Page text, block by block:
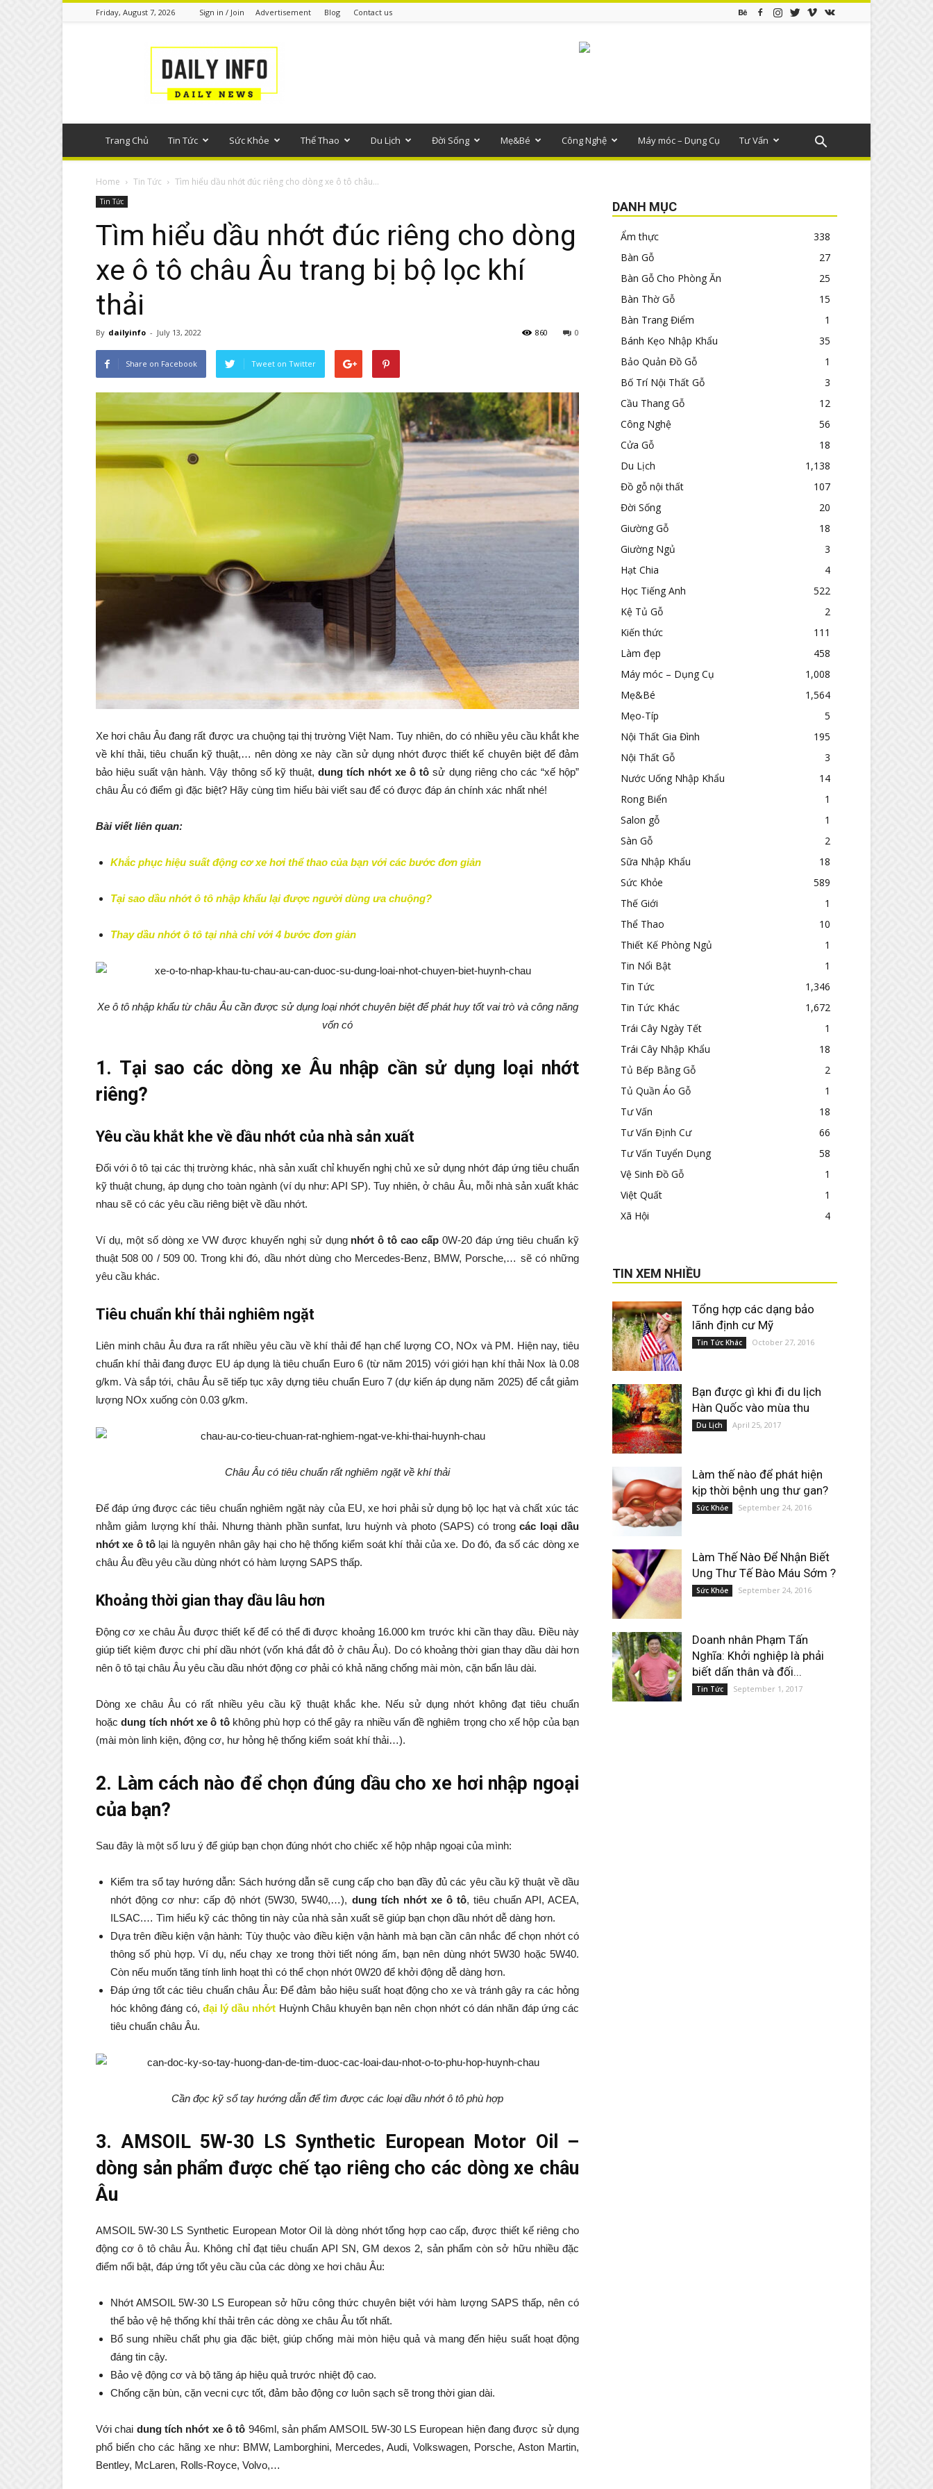
Friday, August 7, 2026 Sign in / Join Advertisement Blog Contact us
thông
Trang Chủ Tin Tức Sức Khỏe Thể Thao Du Lịch Đời Sống Mẹ&Bé Công Nghệ Máy móc – Dụng Cụ Tư Vấn
Home Tin Tức Tìm hiểu dầu nhớt đúc riêng cho dòng xe ô tô châu...
Tin Tức
Tìm hiểu dầu nhớt đúc riêng cho dòng
xe ô tô châu Âu trang bị bộ lọc khí
thải
By dailyinfo - July 13, 2022 0
860
Share on Facebook Tweet on Twitter
Xe hơi châu Âu đang rất được ưa chuộng tại thị trường Việt Nam. Tuy nhiên, do có nhiều yêu cầu khắt khe
về khí thải, tiêu chuẩn kỹ thuật,… nên dòng xe này cần sử dụng nhớt được thiết kế chuyên biệt để đảm
bảo hiệu suất vận hành. Vậy thông số kỹ thuật, dung tích nhớt xe ô tôsử dụng riêng cho các “xế hộp”
châu Âu có điểm gì đặc biệt? Hãy cùng tìm hiểu bài viết sau để có được đáp án chính xác nhất nhé!
Bài viết liên quan:
Khắc phục hiệu suất động cơ xe hơi thể thao của bạn với các bước đơn giản
Tại sao dầu nhớt ô tô nhập khẩu lại được người dùng ưa chuộng?
Thay dầu nhớt ô tô tại nhà chỉ với 4 bước đơn giản
Xe ô tô nhập khẩu từ châu Âu cần được sử dụng loại nhớt chuyên biệt để phát huy tốt vai trò và công năng
vốn có
1. Tại sao các dòng xe Âu nhập cần sử dụng loại nhớt
riêng?
Yêu cầu khắt khe về dầu nhớt của nhà sản xuất
Đối với ô tô tại các thị trường khác, nhà sản xuất chỉ khuyến nghị chủ xe sử dụng nhớt đáp ứng tiêu chuẩn
kỹ thuật chung, áp dụng cho toàn ngành (ví dụ như: API SP). Tuy nhiên, ở châu Âu, mỗi nhà sản xuất khác
nhau sẽ có các yêu cầu riêng biệt về dầu nhớt.
Ví dụ, một số dòng xe VW được khuyến nghị sử dụng nhớt ô tô cao cấp0W-20 đáp ứng tiêu chuẩn kỹ
thuật 508 00 / 509 00. Trong khi đó, dầu nhớt dùng cho Mercedes-Benz, BMW, Porsche,… sẽ có những
yêu cầu khác.
Tiêu chuẩn khí thải nghiêm ngặt
Liên minh châu Âu đưa ra rất nhiều yêu cầu về khí thải để hạn chế lượng CO, NOx và PM. Hiện nay, tiêu
chuẩn khí thải đang được EU áp dụng là tiêu chuẩn Euro 6 (từ năm 2015) với giới hạn khí thải Nox là 0.08
g/km. Và sắp tới, châu Âu sẽ tiếp tục xây dựng tiêu chuẩn Euro 7 (dự kiến áp dụng năm 2025) để cắt giảm
lượng NOx xuống còn 0.03 g/km.
Châu Âu có tiêu chuẩn rất nghiêm ngặt về khí thải
Để đáp ứng được các tiêu chuẩn nghiêm ngặt này của EU, xe hơi phải sử dụng bộ lọc hạt và chất xúc tác
nhằm giảm lượng khí thải. Nhưng thành phần sunfat, lưu huỳnh và photo (SAPS) có trongcác loại dầu
nhớt xe ô tô lại là nguyên nhân gây hại cho hệ thống kiểm soát khí thải của xe. Do đó, đa số các dòng xe
châu Âu đều yêu cầu dùng nhớt có hàm lượng SAPS thấp.
Khoảng thời gian thay dầu lâu hơn
Động cơ xe châu Âu được thiết kế để có thể đi được khoảng 16.000 km trước khi cần thay dầu. Điều này
giúp tiết kiệm được chi phí dầu nhớt (vốn khá đắt đỏ ở châu Âu). Do có khoảng thời gian thay dầu dài hơn
nên ô tô tại châu Âu yêu cầu dầu nhớt động cơ phải có khả năng chống mài mòn, cặn bẩn lâu dài.
Dòng xe châu Âu có rất nhiều yêu cầu kỹ thuật khắc khe. Nếu sử dụng nhớt không đạt tiêu chuẩn
hoặcdung tích nhớt xe ô tô không phù hợp có thể gây ra nhiều vấn đề nghiêm trọng cho xế hộp của bạn
(mài mòn linh kiện, động cơ, hư hỏng hệ thống kiểm soát khí thải…).
2. Làm cách nào để chọn đúng dầu cho xe hơi nhập ngoại
của bạn?
Sau đây là một số lưu ý để giúp bạn chọn đúng nhớt cho chiếc xế hộp nhập ngoại của mình:
Kiểm tra sổ tay hướng dẫn: Sách hướng dẫn sẽ cung cấp cho bạn đầy đủ các yêu cầu kỹ thuật về dầu
nhớt động cơ như: cấp độ nhớt (5W30, 5W40,…), dung tích nhớt xe ô tô, tiêu chuẩn API, ACEA,
ILSAC.… Tìm hiểu kỹ các thông tin này của nhà sản xuất sẽ giúp bạn chọn dầu nhớt dễ dàng hơn.
Dựa trên điều kiện vận hành: Tùy thuộc vào điều kiện vận hành mà bạn cần cân nhắc để chọn nhớt có
thông số phù hợp. Ví dụ, nếu chạy xe trong thời tiết nóng ấm, bạn nên dùng nhớt 5W30 hoặc 5W40.
Còn nếu muốn tăng tính linh hoạt thì có thể chọn nhớt 0W20 để khởi động dễ dàng hơn.
Đáp ứng tốt các tiêu chuẩn châu Âu: Để đảm bảo hiệu suất hoạt động cho xe và tránh gây ra các hỏng
hóc không đáng có, đại lý dầu nhớt Huỳnh Châu khuyên bạn nên chọn nhớt có dán nhãn đáp ứng các
tiêu chuẩn châu Âu.
Cần đọc kỹ sổ tay hướng dẫn để tìm được các loại dầu nhớt ô tô phù hợp
3. AMSOIL 5W-30 LS Synthetic European Motor Oil –
dòng sản phẩm được chế tạo riêng cho các dòng xe châu
Âu
AMSOIL 5W-30 LS Synthetic European Motor Oil là dòng nhớt tổng hợp cao cấp, được thiết kế riêng cho
động cơ ô tô châu Âu. Không chỉ đạt tiêu chuẩn API SN, GM dexos 2, sản phẩm còn sở hữu nhiều đặc
điểm nổi bật, đáp ứng tốt yêu cầu của các dòng xe hơi châu Âu:
Nhớt AMSOIL 5W-30 LS European sở hữu công thức chuyên biệt với hàm lượng SAPS thấp, nên có
thể bảo vệ hệ thống khí thải trên các dòng xe châu Âu tốt nhất.
Bổ sung nhiều chất phụ gia đặc biệt, giúp chống mài mòn hiệu quả và mang đến hiệu suất hoạt động
đáng tin cậy.
Bảo vệ động cơ và bộ tăng áp hiệu quả trước nhiệt độ cao.
Chống cặn bùn, cặn vecni cực tốt, đảm bảo động cơ luôn sạch sẽ trong thời gian dài.
Với chai dung tích nhớt xe ô tô 946ml, sản phẩm AMSOIL 5W-30 LS European hiện đang được sử dụng
phổ biến cho các hãng xe như: BMW, Lamborghini, Mercedes, Audi, Volkswagen, Porsche, Aston Martin,
Bentley, McLaren, Rolls-Royce, Volvo,…
DANH MỤC
Ẩm thực
338
Bàn Gỗ
27
Bàn Gỗ Cho Phòng Ăn
25
Bàn Thờ Gỗ
15
Bàn Trang Điểm
1
Bánh Kẹo Nhập Khẩu
35
Bảo Quản Đồ Gỗ
1
Bố Trí Nội Thất Gỗ
3
Cầu Thang Gỗ
12
Công Nghệ
56
Cửa Gỗ
18
Du Lịch
1,138
Đồ gỗ nội thất
107
Đời Sống
20
Giường Gỗ
18
Giường Ngủ
3
Hạt Chia
4
Học Tiếng Anh
522
Kệ Tủ Gỗ
2
Kiến thức
111
Làm đẹp
458
Máy móc – Dụng Cụ
1,008
Mẹ&Bé
1,564
Mẹo-Típ
5
Nội Thất Gia Đình
195
Nội Thất Gỗ
3
Nước Uống Nhập Khẩu
14
Rong Biển
1
Salon gỗ
1
Sàn Gỗ
2
Sữa Nhập Khẩu
18
Sức Khỏe
589
Thế Giới
1
Thể Thao
10
Thiết Kế Phòng Ngủ
1
Tin Nổi Bật
1
Tin Tức
1,346
Tin Tức Khác
1,672
Trái Cây Ngày Tết
1
Trái Cây Nhập Khẩu
18
Tủ Bếp Bằng Gỗ
2
Tủ Quần Áo Gỗ
1
Tư Vấn
18
Tư Vấn Định Cư
66
Tư Vấn Tuyển Dụng
58
Vệ Sinh Đồ Gỗ
1
Việt Quất
1
Xã Hội
4
TIN XEM NHIỀU
Tổng hợp các dạng bảo
lãnh định cư Mỹ
Tin Tức Khác October 27, 2016
Bạn được gì khi đi du lịch
Hàn Quốc vào mùa thu
Du Lịch April 25, 2017
Làm thế nào để phát hiện
kịp thời bệnh ung thư gan?
Sức Khỏe September 24, 2016
Làm Thế Nào Để Nhận Biết
Ung Thư Tế Bào Máu Sớm ?
Sức Khỏe September 24, 2016
Doanh nhân Phạm Tấn
Nghĩa: Khởi nghiệp là phải
biết dấn thân và đối...
Tin Tức September 1, 2017